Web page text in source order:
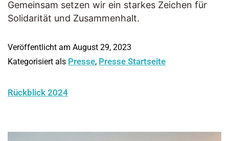
Gemeinsam setzen wir ein starkes Zeichen für
Solidarität und Zusammenhalt.
Veröffentlicht am August 29, 2023
Kategorisiert als Presse, Presse Startseite
Rückblick 2024